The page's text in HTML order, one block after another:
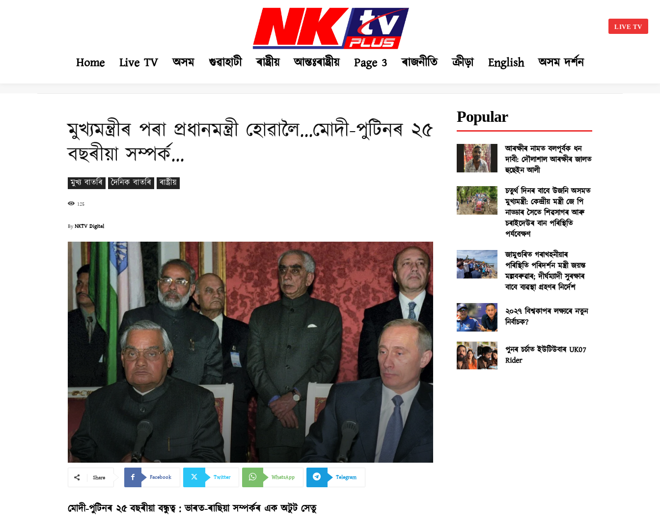
LIVE TV
Home Live TV অসম গুৱাহাটী ৰাষ্ট্ৰীয় আন্তঃৰাষ্ট্ৰীয় Page 3 ৰাজনীতি ক্ৰীড়া English অসম দৰ্শন
মুখ্যমন্ত্ৰীৰ পৰা প্ৰধানমন্ত্ৰী হোৱালৈ…মোদী-পুটিনৰ ২৫
বছৰীয়া সম্পৰ্ক…
মুখ্য বাতৰি দৈনিক বাতৰি ৰাষ্ট্ৰীয়
125
ByNKTV Digital
Share Facebook Twitter WhatsApp Telegram
মোদী-পুটিনৰ ২৫ বছৰীয়া বন্ধুত্ব : ভাৰত-ৰাছিয়া সম্পৰ্কৰ এক অটুট সেতু
Popular
আৰক্ষীৰ নামত বলপূৰ্বক ধন
দাবী: দৌলাশাল আৰক্ষীৰ জালত
হুছেইন আলী
চতুৰ্থ দিনৰ বাবে উজনি অসমত
মুখ্যমন্ত্ৰী: কেন্দ্ৰীয় মন্ত্ৰী জে পি
নাড্ডাৰ সৈতে শিৱসাগৰ আৰু
চৰাইদেউৰ বান পৰিস্থিতি
পৰ্যবেক্ষণ
জামুগুৰিত গৰাখহনীয়াৰ
পৰিস্থিতি পৰিদৰ্শন মন্ত্ৰী জয়ন্ত
মল্লবৰুৱাৰ; দীৰ্ঘম্যাদী সুৰক্ষাৰ
বাবে ব্যৱস্থা গ্ৰহণৰ নিৰ্দেশ
২০২৭ বিশ্বকাপৰ লক্ষ্যৰে নতুন
নিৰ্বাচক?
পুনৰ চৰ্চাত ইউটিউবাৰ UK07
Rider